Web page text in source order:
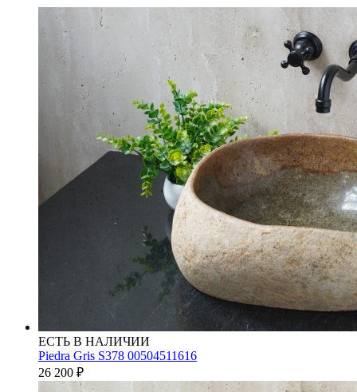
ЕСТЬ В НАЛИЧИИ
Piedra Gris S378 00504511616
26 200 ₽